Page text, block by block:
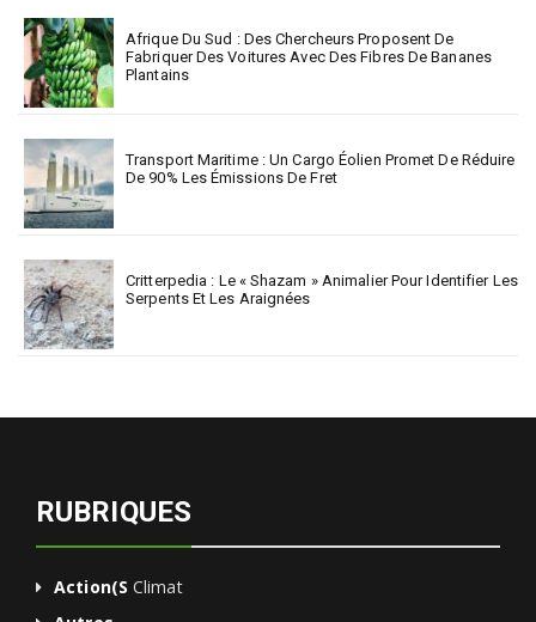
Afrique Du Sud : Des Chercheurs Proposent De
Fabriquer Des Voitures Avec Des Fibres De Bananes
Plantains
Transport Maritime : Un Cargo Éolien Promet De Réduire
De 90% Les Émissions De Fret
Critterpedia : Le « Shazam » Animalier Pour Identifier Les
Serpents Et Les Araignées
RUBRIQUES
Action(s Climat